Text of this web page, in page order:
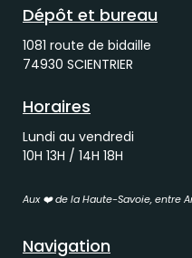
Dépôt et bureau
1081 route de bidaille
74930 SCIENTRIER
Horaires
Lundi au vendredi
10H 13H / 14H 18H
Aux ❤️ de la Haute-Savoie, entre
Navigation